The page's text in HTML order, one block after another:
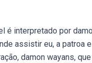
é interpretado por
assistir eu, a patroa
damon wayans,